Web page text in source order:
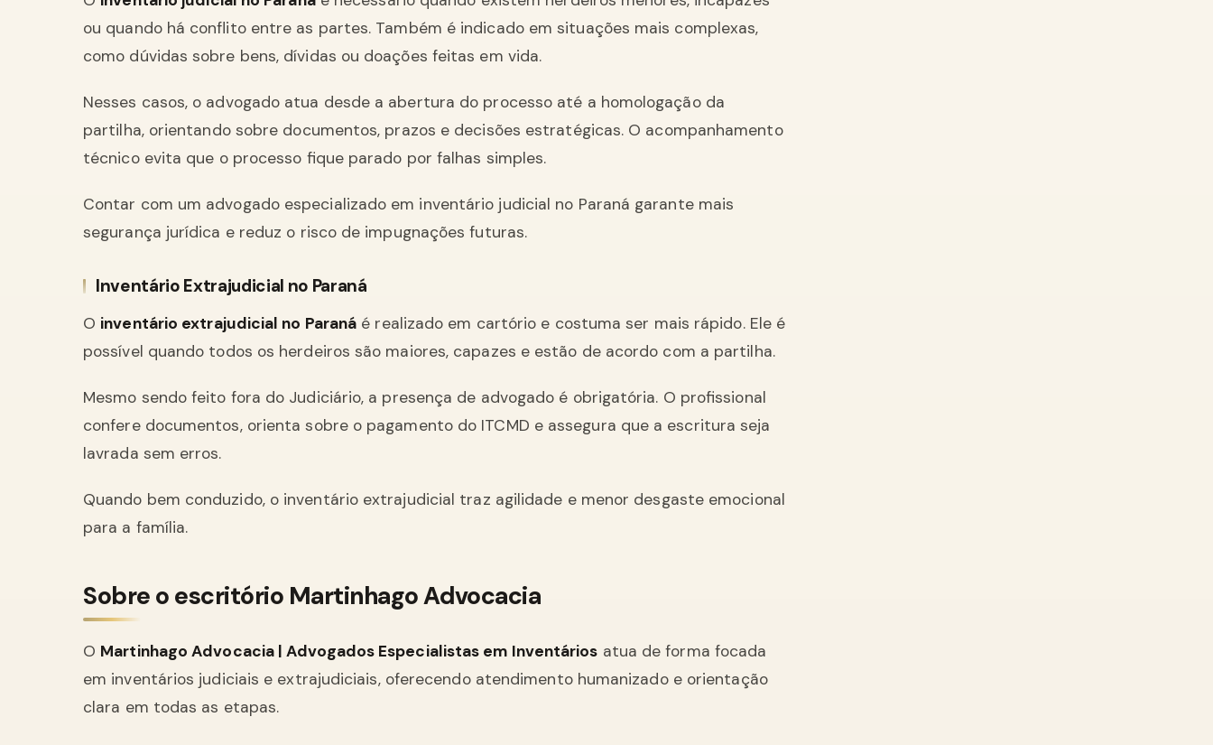
ou quando há conflito entre as partes. Também é indicado em situações mais complexas,
como dúvidas sobre bens, dívidas ou doações feitas em vida.
Nesses casos, o advogado atua desde a abertura do processo até a homologação da
partilha, orientando sobre documentos, prazos e decisões estratégicas. O acompanhamento
técnico evita que o processo fique parado por falhas simples.
Contar com um advogado especializado em inventário judicial no Paraná garante mais
segurança jurídica e reduz o risco de impugnações futuras.
Inventário Extrajudicial no Paraná
O inventário extrajudicial no Paraná é realizado em cartório e costuma ser mais rápido. Ele é
possível quando todos os herdeiros são maiores, capazes e estão de acordo com a partilha.
Mesmo sendo feito fora do Judiciário, a presença de advogado é obrigatória. O profissional
confere documentos, orienta sobre o pagamento do ITCMD e assegura que a escritura seja
lavrada sem erros.
Quando bem conduzido, o inventário extrajudicial traz agilidade e menor desgaste emocional
para a família.
Sobre o escritório Martinhago Advocacia
O Martinhago Advocacia | Advogados Especialistas em Inventários atua de forma focada
em inventários judiciais e extrajudiciais, oferecendo atendimento humanizado e orientação
clara em todas as etapas.